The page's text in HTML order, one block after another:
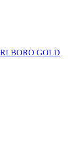
GOLD